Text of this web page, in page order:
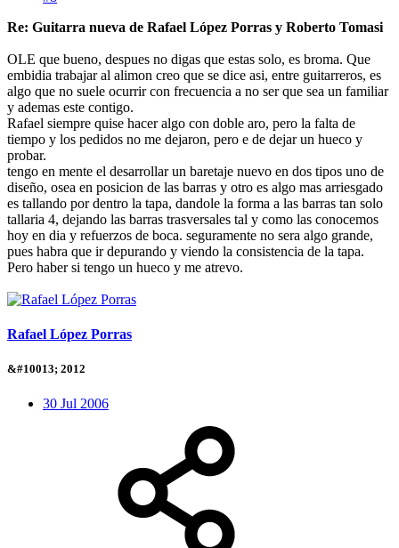
Re: Guitarra nueva de Rafael López Porras y Roberto Tomasi
OLE que bueno, despues no digas que estas solo, es broma. Que
embidia trabajar al alimon creo que se dice asi, entre guitarreros, es
algo que no suele ocurrir con frecuencia a no ser que sea un familiar
y ademas este contigo.
Rafael siempre quise hacer algo con doble aro, pero la falta de
tiempo y los pedidos no me dejaron, pero e de dejar un hueco y
probar.
tengo en mente el desarrollar un baretaje nuevo en dos tipos uno de
diseño, osea en posicion de las barras y otro es algo mas arriesgado
es tallando por dentro la tapa, dandole la forma a las barras tan solo
tallaria 4, dejando las barras trasversales tal y como las conocemos
hoy en dia y refuerzos de boca. seguramente no sera algo grande,
pues habra que ir depurando y viendo la consistencia de la tapa.
Pero haber si tengo un hueco y me atrevo.
Rafael López Porras
&#10013; 2012
30 Jul 2006